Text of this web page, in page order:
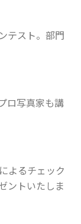
テスト。部門
ロ写真家も講
よるチェック
ントいたしま